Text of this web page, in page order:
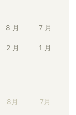
8 月 7 月
2 月 1 月
8月 7月